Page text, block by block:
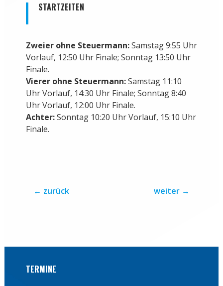
STARTZEITEN
Zweier ohne Steuermann:Samstag 9:55 Uhr
Vorlauf, 12:50 Uhr Finale; Sonntag 13:50 Uhr
Finale.
Vierer ohne Steuermann:Samstag 11:10
Uhr Vorlauf, 14:30 Uhr Finale; Sonntag 8:40
Uhr Vorlauf, 12:00 Uhr Finale.
Achter:Sonntag 10:20 Uhr Vorlauf, 15:10 Uhr
Finale.
← zurück weiter →
TERMINE